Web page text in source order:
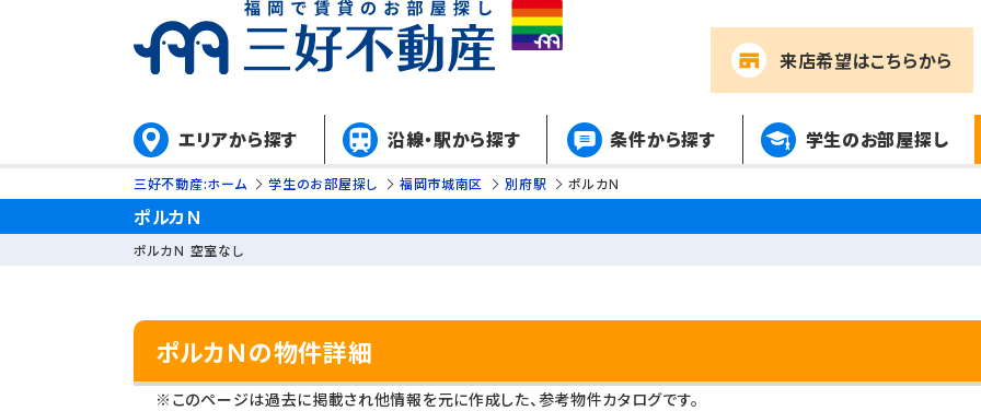
来店希望はこちらから
エリアから探す 沿線・駅から探す 条件から探す 学生のお部屋探し
三好不動産:ホーム 学生のお部屋探し 福岡市城南区 別府駅 ポルカＮ
ポルカＮ
ポルカＮ 空室なし
ポルカＮの物件詳細
※このページは過去に掲載され他情報を元に作成した、参考物件カタログです。